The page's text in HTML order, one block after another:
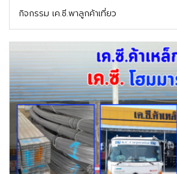
กิจกรรม เค.ซี.พาลูกค้าเที่ยว